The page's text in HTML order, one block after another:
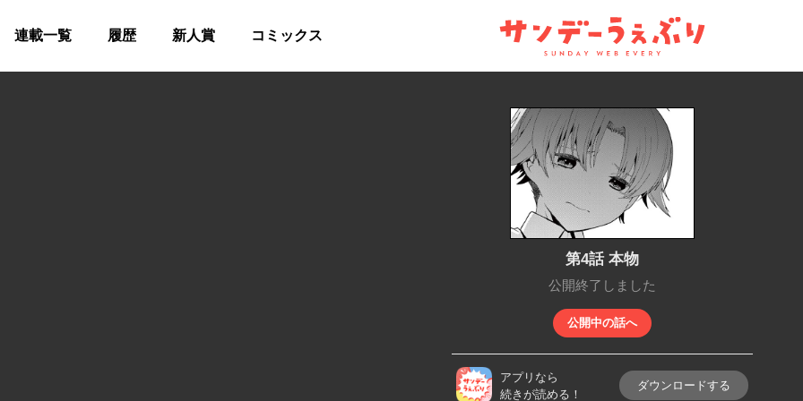
サンデーうぇぶり
連載一覧 履歴 新人賞 コミックス
第4話 本物
公開終了しました
公開中の話へ
アプリなら
続きが読める！
ダウンロードする